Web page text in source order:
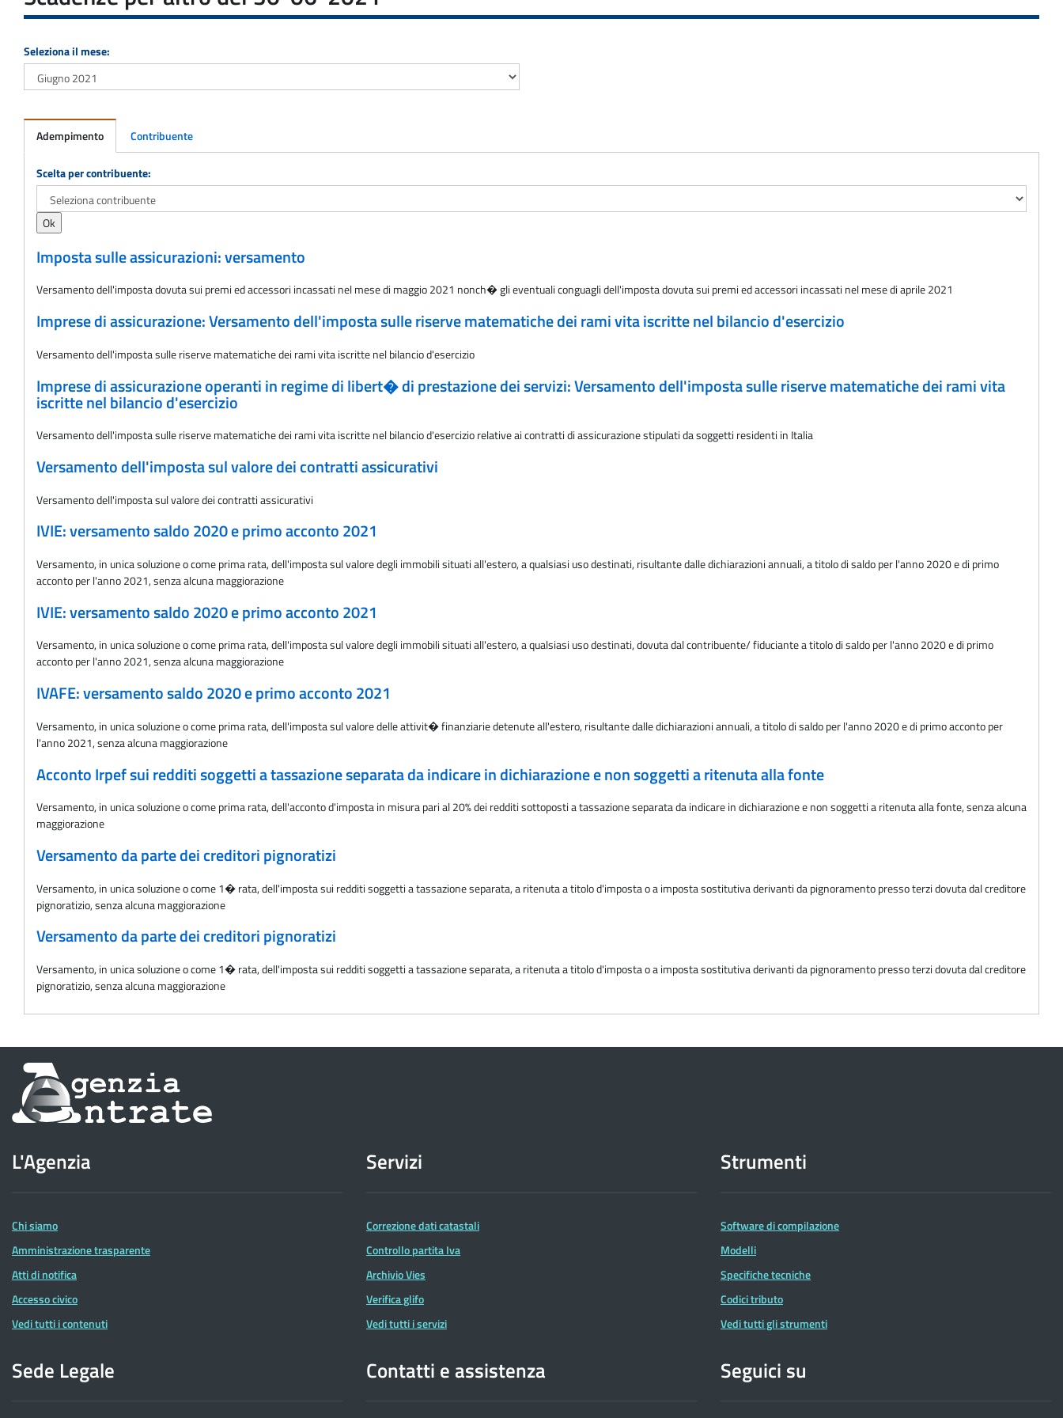
Seleziona il mese:
Adempimento Contribuente
Adempimento
Scelta per contribuente:
Imposta sulle assicurazioni: versamento
Versamento dell'imposta dovuta sui premi ed accessori incassati nel mese di maggio 2021 nonch� gli eventuali conguagli dell'imposta dovuta sui premi ed accessori incassati nel mese di aprile 2021
Imprese di assicurazione: Versamento dell'imposta sulle riserve matematiche dei rami vita iscritte nel bilancio d'esercizio
Versamento dell'imposta sulle riserve matematiche dei rami vita iscritte nel bilancio d'esercizio
Imprese di assicurazione operanti in regime di libert� di prestazione dei servizi: Versamento dell'imposta sulle riserve matematiche dei rami vita
iscritte nel bilancio d'esercizio
Versamento dell'imposta sulle riserve matematiche dei rami vita iscritte nel bilancio d'esercizio relative ai contratti di assicurazione stipulati da soggetti residenti in Italia
Versamento dell'imposta sul valore dei contratti assicurativi
Versamento dell'imposta sul valore dei contratti assicurativi
IVIE: versamento saldo 2020 e primo acconto 2021
Versamento, in unica soluzione o come prima rata, dell'imposta sul valore degli immobili situati all'estero, a qualsiasi uso destinati, risultante dalle dichiarazioni annuali, a titolo di saldo per l'anno 2020 e di primo
acconto per l'anno 2021, senza alcuna maggiorazione
IVIE: versamento saldo 2020 e primo acconto 2021
Versamento, in unica soluzione o come prima rata, dell'imposta sul valore degli immobili situati all'estero, a qualsiasi uso destinati, dovuta dal contribuente/ fiduciante a titolo di saldo per l'anno 2020 e di primo
acconto per l'anno 2021, senza alcuna maggiorazione
IVAFE: versamento saldo 2020 e primo acconto 2021
Versamento, in unica soluzione o come prima rata, dell'imposta sul valore delle attivit� finanziarie detenute all'estero, risultante dalle dichiarazioni annuali, a titolo di saldo per l'anno 2020 e di primo acconto per
l'anno 2021, senza alcuna maggiorazione
Acconto Irpef sui redditi soggetti a tassazione separata da indicare in dichiarazione e non soggetti a ritenuta alla fonte
Versamento, in unica soluzione o come prima rata, dell'acconto d'imposta in misura pari al 20% dei redditi sottoposti a tassazione separata da indicare in dichiarazione e non soggetti a ritenuta alla fonte, senza alcuna
maggiorazione
Versamento da parte dei creditori pignoratizi
Versamento, in unica soluzione o come 1� rata, dell'imposta sui redditi soggetti a tassazione separata, a ritenuta a titolo d'imposta o a imposta sostitutiva derivanti da pignoramento presso terzi dovuta dal creditore
pignoratizio, senza alcuna maggiorazione
Versamento da parte dei creditori pignoratizi
Versamento, in unica soluzione o come 1� rata, dell'imposta sui redditi soggetti a tassazione separata, a ritenuta a titolo d'imposta o a imposta sostitutiva derivanti da pignoramento presso terzi dovuta dal creditore
pignoratizio, senza alcuna maggiorazione
Informazioni
sul
dell'Agenzia
delle
Entrate
L'Agenzia
Chi siamo
Amministrazione trasparente
Atti di notifica
Accesso civico
Vedi tutti i contenuti
Servizi
Correzione dati catastali
Controllo partita Iva
Archivio Vies
Verifica glifo
Vedi tutti i servizi
Strumenti
Software di compilazione
Modelli
Specifiche tecniche
Codici tributo
Vedi tutti gli strumenti
Sede Legale Contatti e assistenza Seguici su